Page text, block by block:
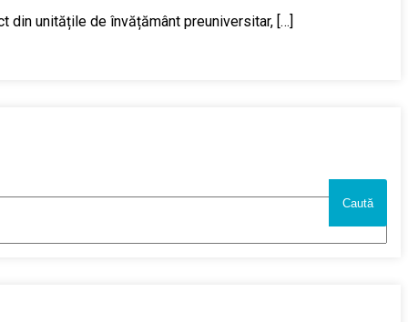
unitățile de învățământ preuniversitar, […]